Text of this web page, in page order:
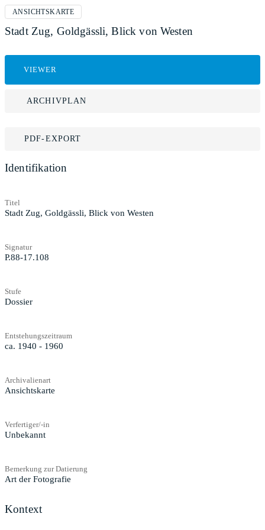
ANSICHTSKARTE
Stadt Zug, Goldgässli, Blick von Westen
VIEWER
ARCHIVPLAN
PDF-EXPORT
Identifikation
Titel
Stadt Zug, Goldgässli, Blick von Westen
Signatur
P.88-17.108
Stufe
Dossier
Entstehungszeitraum
ca. 1940 - 1960
Archivalienart
Ansichtskarte
Verfertiger/-in
Unbekannt
Bemerkung zur Datierung
Art der Fotografie
Kontext